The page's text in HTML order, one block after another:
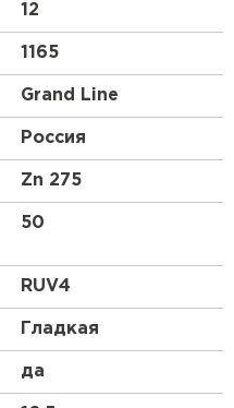
12
1165
Grand Line
Россия
Zn 275
50
RUV4
Гладкая
да